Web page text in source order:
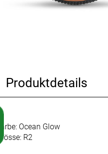
Produktdetails
Farbe: Ocean Glow
Grösse: R2